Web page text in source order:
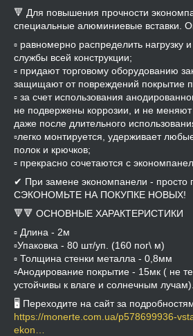
🔻 Для повышения прочности
специальные алюминиевые вставки.
▫️ равномерно распределить нагрузку
службы всей конструкции;
▫️ придают торговому оборудованию
защищают от повреждений покрытие
▫️ за счет использования
не подвержены коррозии, и не меняют
даже после длительного
▫️легко монтируется, удерживает
полок и крючков;
▫️ прекрасно сочетаются с
✔ При замене экономпанели - просто
СЭКОНОМЬТЕ НА ПОКУПКЕ НОВЫХ!
🔻🔻 ОСНОВНЫЕ ХАРАКТЕРИСТИКИ
▫️ Длина - 2м
▫️Упаковка - 80 шт/уп. (160 пог\ м)
▫️ Толщина стенки металла - 0,8мм
▫️Анодирование покрытие - 15мк ( не
устойчивы к влаге и солнечным лучам).
🖥 Переходите на сайт за
https://monerte.com.ua/p578699936-
ekon…